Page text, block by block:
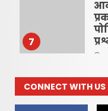
7
CONNECT WITH US